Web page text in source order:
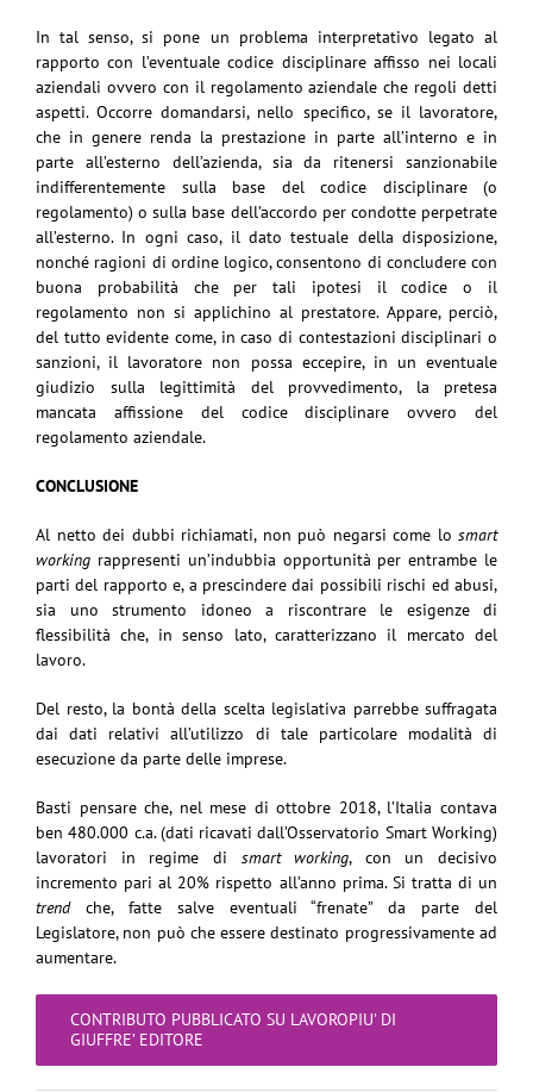
In tal senso, si pone un problema interpretativo legato al
rapporto con l’eventuale codice disciplinare affisso nei locali
aziendali ovvero con il regolamento aziendale che regoli detti
aspetti. Occorre domandarsi, nello specifico, se il lavoratore,
che in genere renda la prestazione in parte all’interno e in
parte all’esterno dell’azienda, sia da ritenersi sanzionabile
indifferentemente sulla base del codice disciplinare (o
regolamento) o sulla base dell’accordo per condotte perpetrate
all’esterno. In ogni caso, il dato testuale della disposizione,
nonché ragioni di ordine logico, consentono di concludere con
buona probabilità che per tali ipotesi il codice o il
regolamento non si applichino al prestatore. Appare, perciò,
del tutto evidente come, in caso di contestazioni disciplinari o
sanzioni, il lavoratore non possa eccepire, in un eventuale
giudizio sulla legittimità del provvedimento, la pretesa
mancata affissione del codice disciplinare ovvero del
regolamento aziendale.
CONCLUSIONE
Al netto dei dubbi richiamati, non può negarsi come lo smart
working rappresenti un’indubbia opportunità per entrambe le
parti del rapporto e, a prescindere dai possibili rischi ed abusi,
sia uno strumento idoneo a riscontrare le esigenze di
flessibilità che, in senso lato, caratterizzano il mercato del
lavoro.
Del resto, la bontà della scelta legislativa parrebbe suffragata
dai dati relativi all’utilizzo di tale particolare modalità di
esecuzione da parte delle imprese.
Basti pensare che, nel mese di ottobre 2018, l’Italia contava
ben 480.000 c.a. (dati ricavati dall’Osservatorio Smart Working)
lavoratori in regime di smart working, con un decisivo
incremento pari al 20% rispetto all’anno prima. Si tratta di un
trendche, fatte salve eventuali “frenate” da parte del
Legislatore, non può che essere destinato progressivamente ad
aumentare.
CONTRIBUTO PUBBLICATO SU LAVOROPIU’ DI
GIUFFRE’ EDITORE